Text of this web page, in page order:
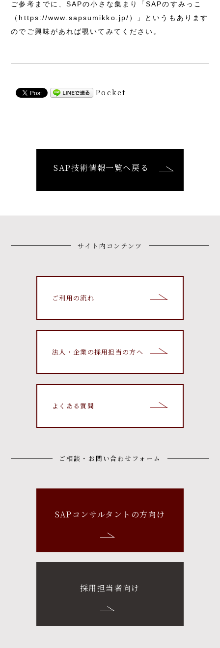
ご参考までに、SAPの小さな集まり「SAPのすみっこ
（https://www.sapsumikko.jp/）」というもあります
のでご興味があれば覗いてみてください。
Pocket
SAP技術情報一覧へ戻る
サイト内コンテンツ
ご利用の流れ
法人・企業の採用担当の方へ
よくある質問
ご相談・お問い合わせフォーム
SAPコンサルタントの方向け
採用担当者向け